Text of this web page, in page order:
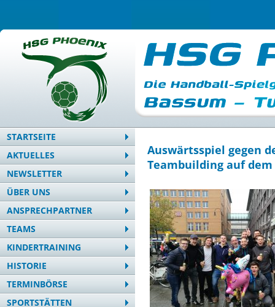
STARTSEITE
AKTUELLES
NEWSLETTER
ÜBER UNS
ANSPRECHPARTNER
TEAMS
KINDERTRAINING
HISTORIE
TERMINBÖRSE
SPORTSTÄTTEN
Auswärtsspiel gegen
Teambuilding auf